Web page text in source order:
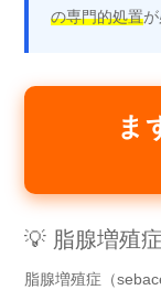
の専門的処置が
ま
💡 脂腺増殖
脂腺増殖症（